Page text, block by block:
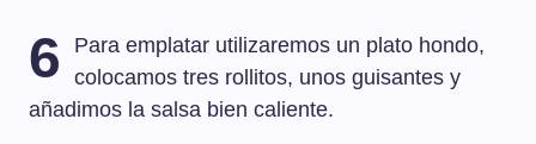
6
Para emplatar utilizaremos un plato hondo,
colocamos tres rollitos, unos guisantes y
añadimos la salsa bien caliente.